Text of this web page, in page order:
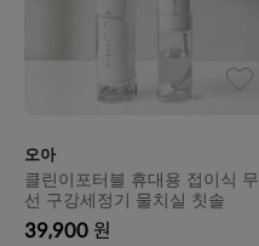
오아
클린이포터블 휴대용 접이식 무
선 구강세정기 물치실 칫솔
39,900 원